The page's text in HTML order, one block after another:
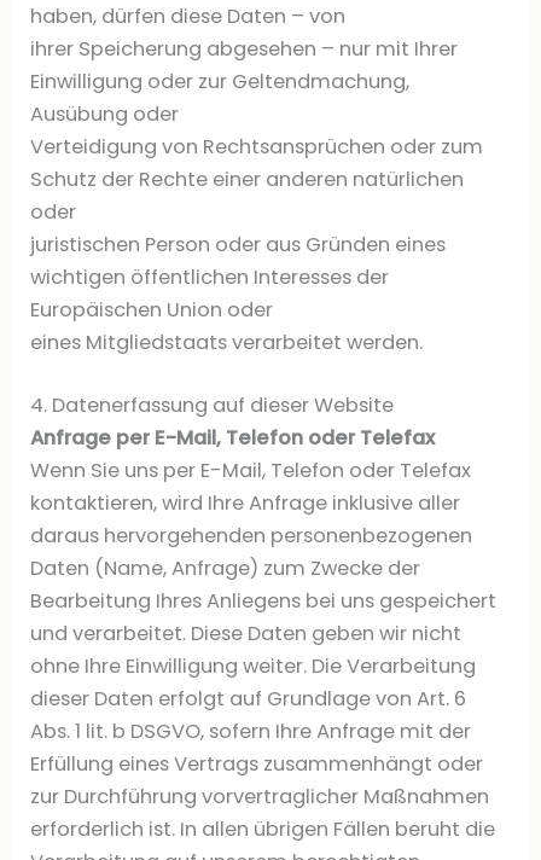
haben, dürfen diese Daten – von
ihrer Speicherung abgesehen – nur mit Ihrer
Einwilligung oder zur Geltendmachung,
Ausübung oder
Verteidigung von Rechtsansprüchen oder zum
Schutz der Rechte einer anderen natürlichen
oder
juristischen Person oder aus Gründen eines
wichtigen öffentlichen Interesses der
Europäischen Union oder
eines Mitgliedstaats verarbeitet werden.
4. Datenerfassung auf dieser Website
Anfrage per E-Mail, Telefon oder Telefax
Wenn Sie uns per E-Mail, Telefon oder Telefax
kontaktieren, wird Ihre Anfrage inklusive aller
daraus hervorgehenden personenbezogenen
Daten (Name, Anfrage) zum Zwecke der
Bearbeitung Ihres Anliegens bei uns gespeichert
und verarbeitet. Diese Daten geben wir nicht
ohne Ihre Einwilligung weiter. Die Verarbeitung
dieser Daten erfolgt auf Grundlage von Art. 6
Abs. 1 lit. b DSGVO, sofern Ihre Anfrage mit der
Erfüllung eines Vertrags zusammenhängt oder
zur Durchführung vorvertraglicher Maßnahmen
erforderlich ist. In allen übrigen Fällen beruht die